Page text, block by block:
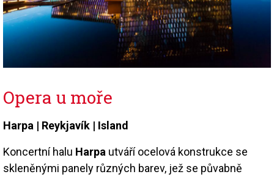
Opera u moře
Harpa | Reykjavík | Island
Koncertní halu Harpa utváří ocelová konstrukce se
skleněnými panely různých barev, jež se půvabně